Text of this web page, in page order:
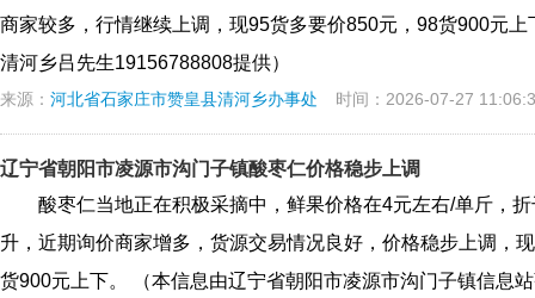
商家较多，行情继续上调，现95货多要价850元，98货900元
清河乡吕先生19156788808提供）
来源： 河北省石家庄市赞皇县清河乡办事处 时间：2026-07-27
辽宁省朝阳市凌源市沟门子镇酸枣仁价格稳步上调
酸枣仁当地正在积极采摘中，鲜果价格在4元左右/单斤，
升，近期询价商家增多，货源交易情况良好，价格稳步上调，
货900元上下。 （本信息由辽宁省朝阳市凌源市沟门子镇信息